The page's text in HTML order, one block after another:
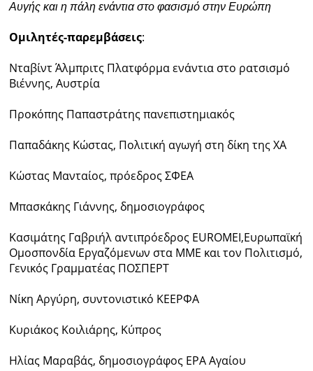
Αυγής και η πάλη ενάντια στο φασισμό στην Ευρώπη
Ομιλητές-παρεμβάσεις:
Νταβίντ Άλμπριτς Πλατφόρμα ενάντια στο ρατσισμό
Βιέννης, Αυστρία
Προκόπης Παπαστράτης πανεπιστημιακός
Παπαδάκης Κώστας, Πολιτική αγωγή στη δίκη της ΧΑ
Κώστας Μανταίος, πρόεδρος ΣΦΕΑ
Μπασκάκης Γιάννης, δημοσιογράφος
Κασιμάτης Γαβριήλ αντιπρόεδρος EUROMEI,Ευρωπαϊκή
Ομοσπονδία Εργαζόμενων στα ΜΜΕ και τον Πολιτισμό,
Γενικός Γραμματέας ΠΟΣΠΕΡΤ
Νίκη Αργύρη, συντονιστικό ΚΕΕΡΦΑ
Κυριάκος Κοιλιάρης, Κύπρος
Ηλίας Μαραβάς, δημοσιογράφος ΕΡΑ Αγαίου